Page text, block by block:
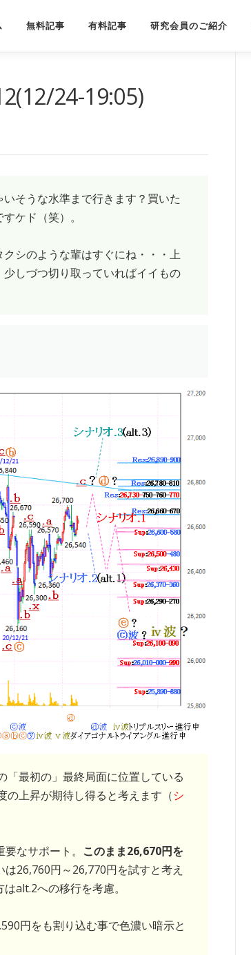
無料記事 有料記事 研究会員のご紹介
24-19:05)
そうな水準まで行きます？買いた
ケド（笑）。
シのような輩はすぐにね・・・上
しづつ切り取っていればイイもの
「最初の」最終局面に位置している
の上昇が期待し得ると考えます（シ
なサポート。 このまま26,670円を
26,760円～26,770円を試すと考え
alt.2への移行を考慮。
円をも割り込む事で色濃い暗示と